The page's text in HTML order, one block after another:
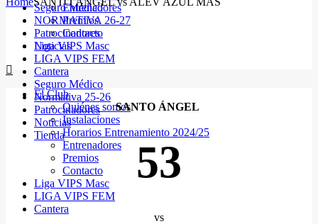
Seguro Médico
NORMATIVA 26-27
Patrocinadores
Noticias
El Club
Quiénes somos
Instalaciones
Horarios Entrenamiento 2024/25
Entrenadores
Premios
Contacto
Liga VIPS Masc
LIGA VIPS FEM
Cantera
Entrenadores
Premios
Contacto
Liga VIPS Masc
LIGA VIPS FEM
Cantera
Seguro Médico
Normativa 25-26
Patrocinadores
Noticias
Tienda
SANTO ÁNGEL
53
vs